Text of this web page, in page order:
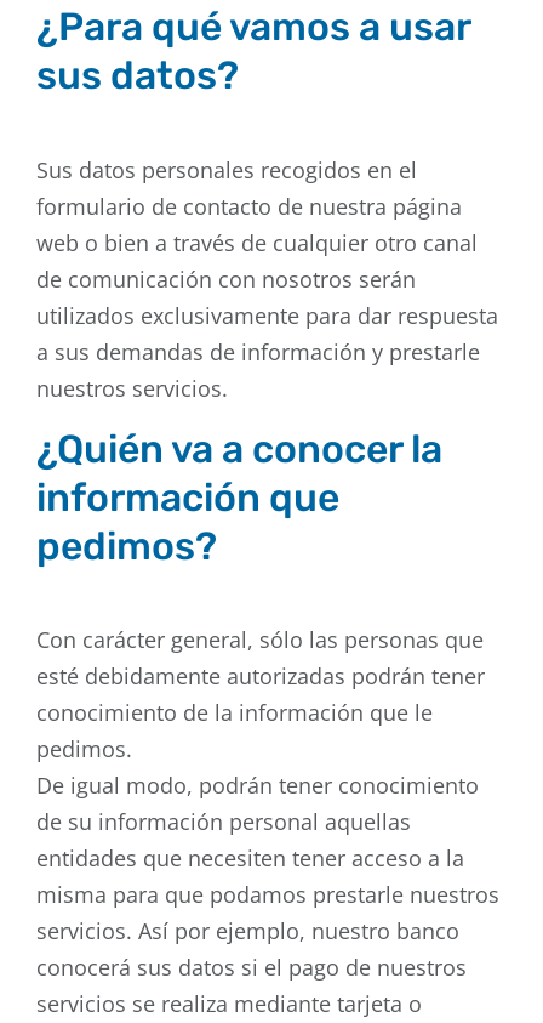
¿Para qué vamos a usar
sus datos?
Sus datos personales recogidos en el
formulario de contacto de nuestra página
web o bien a través de cualquier otro canal
de comunicación con nosotros serán
utilizados exclusivamente para dar respuesta
a sus demandas de información y prestarle
nuestros servicios.
¿Quién va a conocer la
información que
pedimos?
Con carácter general, sólo las personas que
esté debidamente autorizadas podrán tener
conocimiento de la información que le
pedimos.
De igual modo, podrán tener conocimiento
de su información personal aquellas
entidades que necesiten tener acceso a la
misma para que podamos prestarle nuestros
servicios. Así por ejemplo, nuestro banco
conocerá sus datos si el pago de nuestros
servicios se realiza mediante tarjeta o